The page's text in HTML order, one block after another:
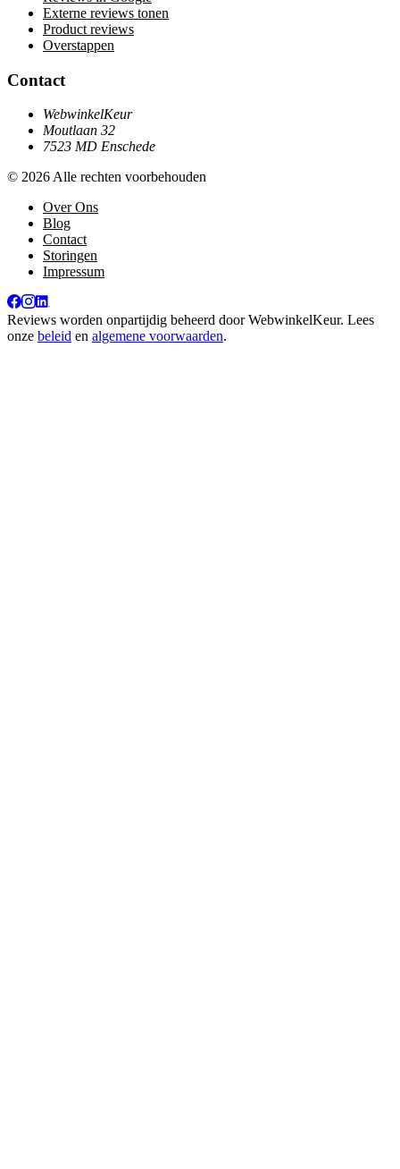
Externe reviews tonen
Product reviews
Overstappen
Contact
WebwinkelKeur
Moutlaan 32
7523 MD Enschede
© 2026 Alle rechten voorbehouden
Over Ons
Blog
Contact
Storingen
Impressum
Reviews worden onpartijdig beheerd doorWebwinkelKeur. Lees
onze beleid en algemene voorwaarden.